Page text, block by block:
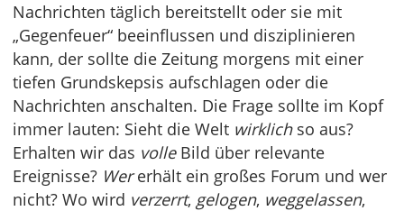
Nachrichten täglich bereitstellt oder sie mit
„Gegenfeuer“ beeinflussen und disziplinieren
kann, der sollte die Zeitung morgens mit einer
tiefen Grundskepsis aufschlagen oder die
Nachrichten anschalten. Die Frage sollte im Kopf
immer lauten: Sieht die Welt wirklichso aus?
Erhalten wir das volleBild über relevante
Ereignisse? Wererhält ein großes Forum und wer
nicht? Wo wird verzerrt, gelogen, weggelassen,